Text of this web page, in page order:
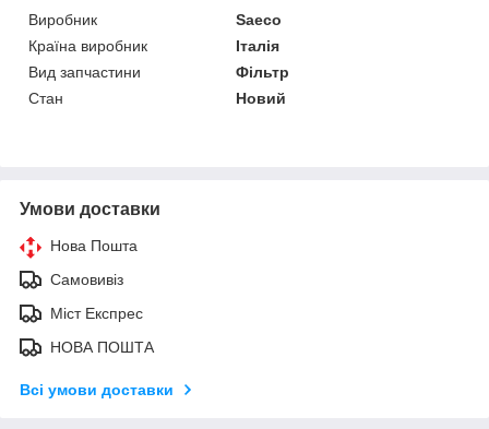
Виробник
Saeco
Країна виробник
Італія
Вид запчастини
Фільтр
Стан
Новий
Умови доставки
Нова Пошта
Самовивіз
Міст Експрес
НОВА ПОШТА
Всі умови доставки